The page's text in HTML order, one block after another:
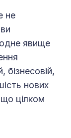
не
явище
бізнесовій,
нових
що цілком